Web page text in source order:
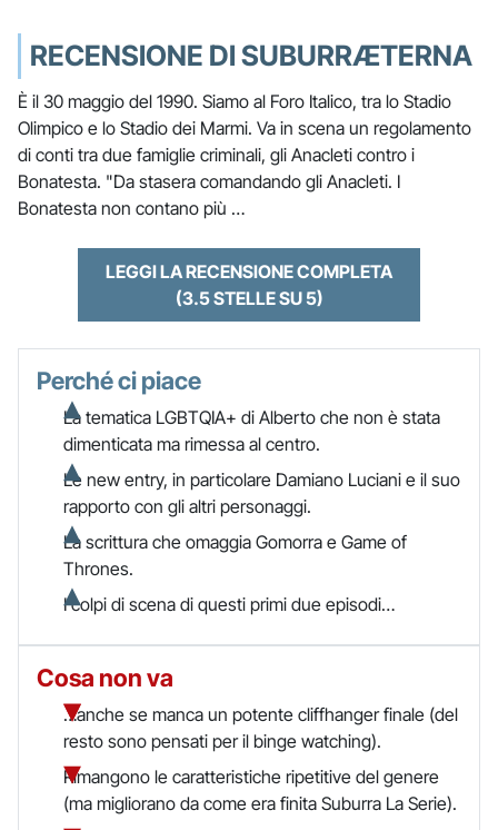
RECENSIONE DI SUBURRÆTERNA
È il 30 maggio del 1990. Siamo al Foro Italico, tra lo Stadio
Olimpico e lo Stadio dei Marmi. Va in scena un regolamento
di conti tra due famiglie criminali, gli Anacleti contro i
Bonatesta. "Da stasera comandando gli Anacleti. I
Bonatesta non contano più …
LEGGI LA RECENSIONE COMPLETA
(3.5 STELLE SU 5)
Perché ci piace
La tematica LGBTQIA+ di Alberto che non è stata
dimenticata ma rimessa al centro.
Le new entry, in particolare Damiano Luciani e il suo
rapporto con gli altri personaggi.
La scrittura che omaggia Gomorra e Game of
Thrones.
I colpi di scena di questi primi due episodi…
Cosa non va
…anche se manca un potente cliffhanger finale (del
resto sono pensati per il binge watching).
Rimangono le caratteristiche ripetitive del genere
(ma migliorano da come era finita Suburra La Serie).